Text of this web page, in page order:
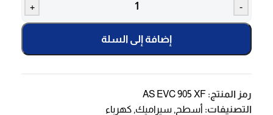
-
+
إضافة إلى السلة
رمز المنتج: AS EVC 905 XF
التصنيفات: أسطح , سيراميك, كهرباء